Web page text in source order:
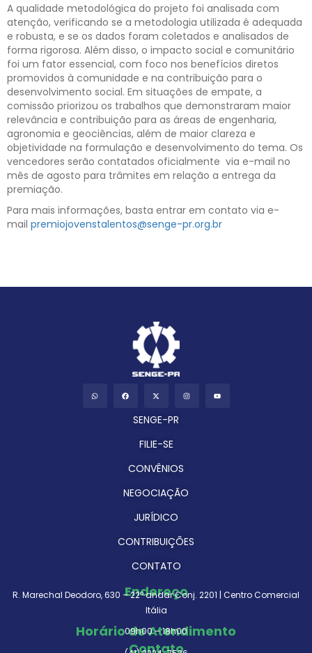
A qualidade metodológica do projeto foi analisada com
atenção, verificando se a metodologia utilizada é adequada
e robusta, e se os dados foram coletados e analisados de
forma rigorosa. Além disso, o impacto social e comunitário
foi um fator essencial, com foco nos benefícios diretos
promovidos à comunidade e na contribuição para o
desenvolvimento social. Em situações de empate, a
comissão priorizou os trabalhos que demonstraram maior
relevância e contribuição para as áreas de engenharia,
agronomia e geociências, além de maior clareza e
objetividade na formulação e desenvolvimento do tema. Os
vencedores serão contatados oficialmente via e-mail no
mês de agosto para trâmites em relação a entrega da
premiação.
Para mais informações, basta entrar em contato via e-
mail premiojovenstalentos@senge-pr.org.br
SENGE-PR
FILIE-SE
CONVÊNIOS
NEGOCIAÇÃO
JURÍDICO
CONTRIBUIÇÕES
CONTATO
Endereço
R. Marechal Deodoro, 630 – 22º andar Conj. 2201 | Centro Comercial
Itália
Horário de Atendimento
09h00 – 18h00
Contato